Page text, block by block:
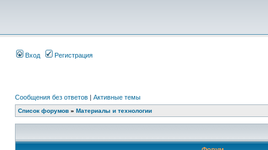
Вход Регистрация
Сообщения без ответов | Активные темы
Список форумов » Материалы и технологии